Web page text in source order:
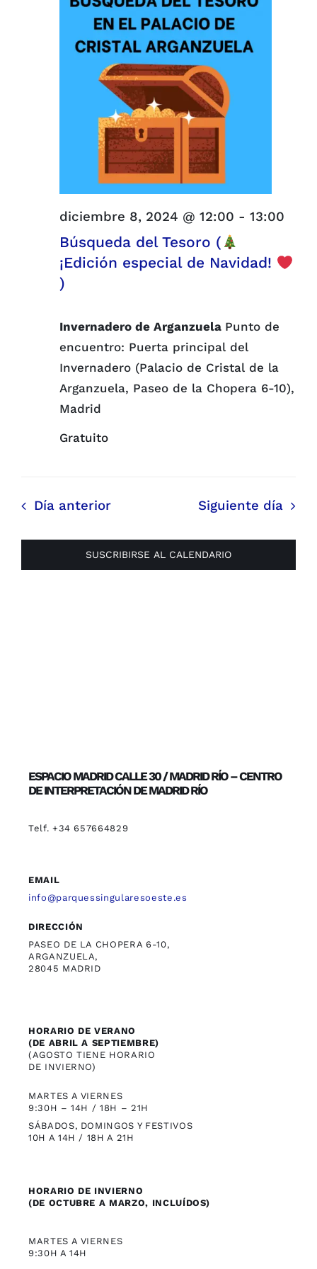
y
de
Búsqueda del Tesoro (
¡Edición especial de Navidad!
)
diciembre 8, 2024 @ 12:00 - 13:00
Invernadero de Arganzuela Punto de
encuentro: Puerta principal del
Invernadero (Palacio de Cristal de la
Arganzuela, Paseo de la Chopera 6-10),
Madrid
Gratuito
Día anterior Siguiente día
SUSCRIBIRSE AL CALENDARIO
ESPACIO MADRID CALLE 30 / MADRID RÍO – CENTRO
DE INTERPRETACIÓN DE MADRID RÍO
Telf. +34 657664829
EMAIL
info@parquessingularesoeste.es
DIRECCIÓN
PASEO DE LA CHOPERA 6-10,
ARGANZUELA,
28045 MADRID
HORARIO DE VERANO
(DE ABRIL A SEPTIEMBRE)
(AGOSTO TIENE HORARIO
DE INVIERNO)
MARTES A VIERNES
9:30H – 14H / 18H – 21H
SÁBADOS, DOMINGOS Y FESTIVOS
10H A 14H / 18H A 21H
HORARIO DE INVIERNO
(DE OCTUBRE A MARZO, INCLUÍDOS)
MARTES A VIERNES
9:30H A 14H